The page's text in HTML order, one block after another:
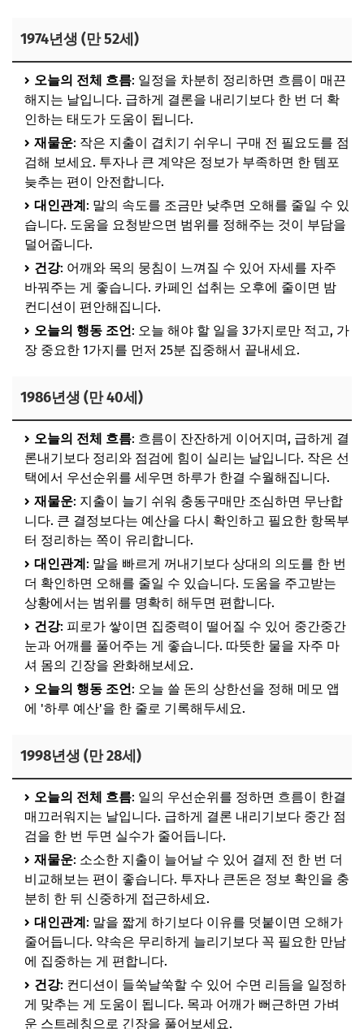
1974년생 (만 52세)
오늘의 전체 흐름: 일정을 차분히 정리하면 흐름이 매끈
해지는 날입니다. 급하게 결론을 내리기보다 한 번 더 확
인하는 태도가 도움이 됩니다.
재물운: 작은 지출이 겹치기 쉬우니 구매 전 필요도를 점
검해 보세요. 투자나 큰 계약은 정보가 부족하면 한 템포
늦추는 편이 안전합니다.
대인관계: 말의 속도를 조금만 낮추면 오해를 줄일 수 있
습니다. 도움을 요청받으면 범위를 정해주는 것이 부담을
덜어줍니다.
건강: 어깨와 목의 뭉침이 느껴질 수 있어 자세를 자주
바꿔주는 게 좋습니다. 카페인 섭취는 오후에 줄이면 밤
컨디션이 편안해집니다.
오늘의 행동 조언: 오늘 해야 할 일을 3가지로만 적고, 가
장 중요한 1가지를 먼저 25분 집중해서 끝내세요.
1986년생 (만 40세)
오늘의 전체 흐름: 흐름이 잔잔하게 이어지며, 급하게 결
론내기보다 정리와 점검에 힘이 실리는 날입니다. 작은 선
택에서 우선순위를 세우면 하루가 한결 수월해집니다.
재물운: 지출이 늘기 쉬워 충동구매만 조심하면 무난합
니다. 큰 결정보다는 예산을 다시 확인하고 필요한 항목부
터 정리하는 쪽이 유리합니다.
대인관계: 말을 빠르게 꺼내기보다 상대의 의도를 한 번
더 확인하면 오해를 줄일 수 있습니다. 도움을 주고받는
상황에서는 범위를 명확히 해두면 편합니다.
건강: 피로가 쌓이면 집중력이 떨어질 수 있어 중간중간
눈과 어깨를 풀어주는 게 좋습니다. 따뜻한 물을 자주 마
셔 몸의 긴장을 완화해보세요.
오늘의 행동 조언: 오늘 쓸 돈의 상한선을 정해 메모 앱
에 '하루 예산'을 한 줄로 기록해두세요.
1998년생 (만 28세)
오늘의 전체 흐름: 일의 우선순위를 정하면 흐름이 한결
매끄러워지는 날입니다. 급하게 결론 내리기보다 중간 점
검을 한 번 두면 실수가 줄어듭니다.
재물운: 소소한 지출이 늘어날 수 있어 결제 전 한 번 더
비교해보는 편이 좋습니다. 투자나 큰돈은 정보 확인을 충
분히 한 뒤 신중하게 접근하세요.
대인관계: 말을 짧게 하기보다 이유를 덧붙이면 오해가
줄어듭니다. 약속은 무리하게 늘리기보다 꼭 필요한 만남
에 집중하는 게 편합니다.
건강: 컨디션이 들쑥날쑥할 수 있어 수면 리듬을 일정하
게 맞추는 게 도움이 됩니다. 목과 어깨가 뻐근하면 가벼
운 스트레칭으로 긴장을 풀어보세요.